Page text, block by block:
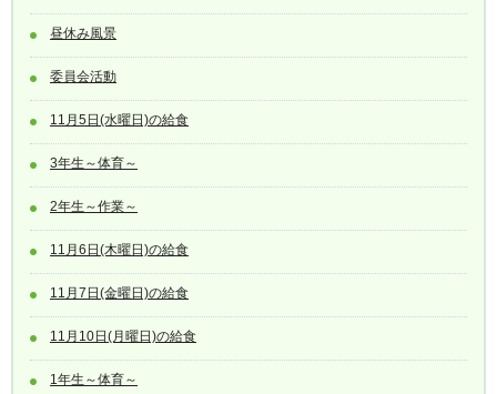
昼休み風景
委員会活動
11月5日(水曜日)の給食
3年生～体育～
2年生～作業～
11月6日(木曜日)の給食
11月7日(金曜日)の給食
11月10日(月曜日)の給食
1年生～体育～